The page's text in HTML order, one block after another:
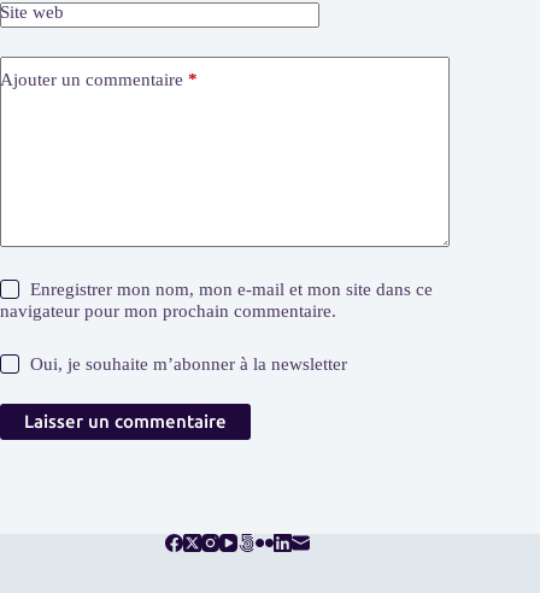
Site web
Ajouter un commentaire *
Enregistrer mon nom, mon e-mail et mon site dans ce
navigateur pour mon prochain commentaire.
Oui, je souhaite m’abonner à la newsletter
Laisser un commentaire